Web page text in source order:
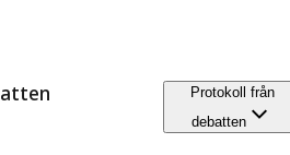
Protokoll från
debatten